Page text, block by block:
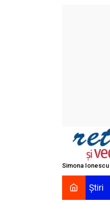
Simona Ionescu
Știri